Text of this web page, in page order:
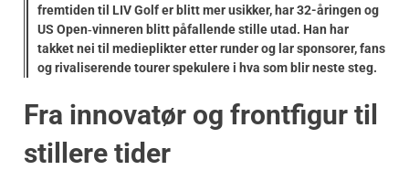
fremtiden til LIV Golfer blitt mer usikker, har 32-åringen og
US Open‑vinneren blitt påfallende stille utad. Han har
takket nei til medieplikter etter runder og lar sponsorer, fans
og rivaliserende tourer spekulere i hva som blir neste steg.
Fra innovatør og frontfigur til
stillere tider